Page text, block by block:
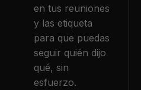
en tus reuniones
y las etiqueta
para que puedas
seguir quién dijo
qué, sin
esfuerzo.